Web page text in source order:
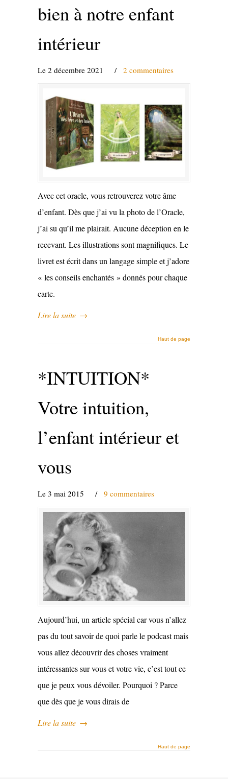
bien à notre enfant
intérieur
Le 2 décembre 2021 / 2 commentaires
Avec cet oracle, vous retrouverez votre âme
d’enfant. Dès que j’ai vu la photo de l’Oracle,
j’ai su qu’il me plairait. Aucune déception en le
recevant. Les illustrations sont magnifiques. Le
livret est écrit dans un langage simple et j’adore
« les conseils enchantés » donnés pour chaque
carte.
Lire la suite →
Haut de page
*INTUITION*
Votre intuition,
l’enfant intérieur et
vous
Le 3 mai 2015 / 9 commentaires
Aujourd’hui, un article spécial car vous n’allez
pas du tout savoir de quoi parle le podcast mais
vous allez découvrir des choses vraiment
intéressantes sur vous et votre vie, c’est tout ce
que je peux vous dévoiler. Pourquoi ? Parce
que dès que je vous dirais de
Lire la suite →
Haut de page